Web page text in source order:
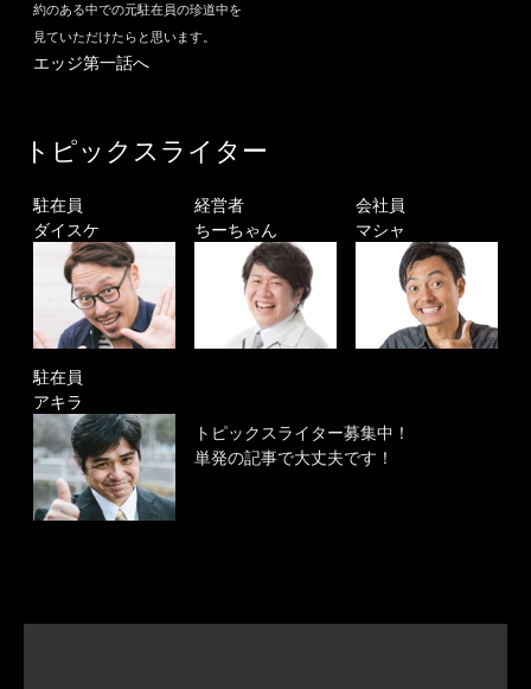
約のある中での元駐在員の珍道中を
見ていただけたらと思います。
エッジ第一話へ
トピックスライター
駐在員
ダイスケ
経営者
ちーちゃん
会社員
マシャ
駐在員
アキラ
トピックスライター募集中！
単発の記事で大丈夫です！